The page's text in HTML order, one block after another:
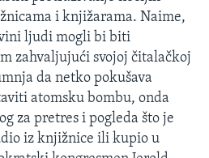
i knjižarama. Naime,
ljudi mogli bi biti
zahvaljujući svojoj čitalačkoj
da netko pokušava
atomsku bombu, onda
za pretres i pogleda što je
iz knjižnice ili kupio u